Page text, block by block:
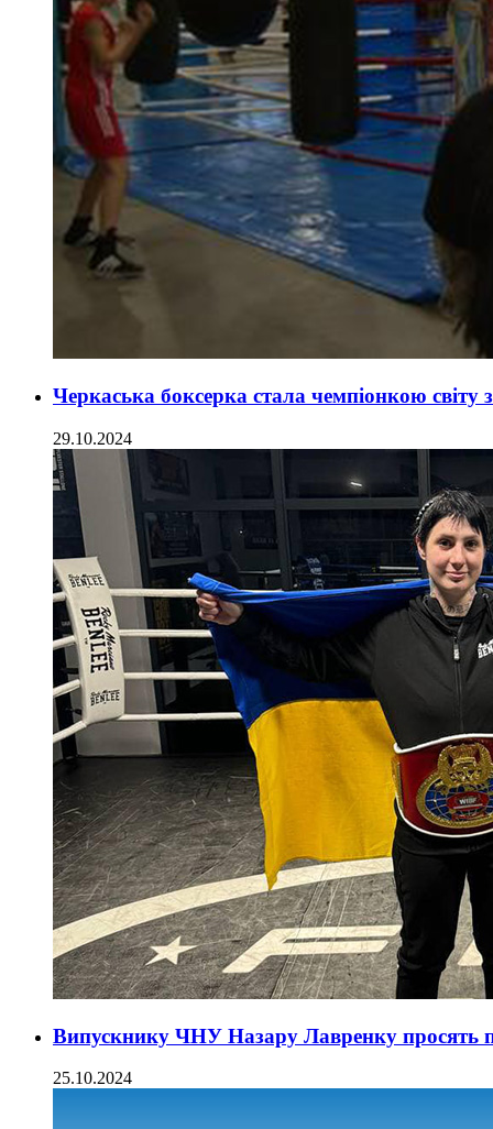
Черкаська боксерка стала чемпіонкою світу
29.10.2024
Випускнику ЧНУ Назару Лавренку просять
25.10.2024